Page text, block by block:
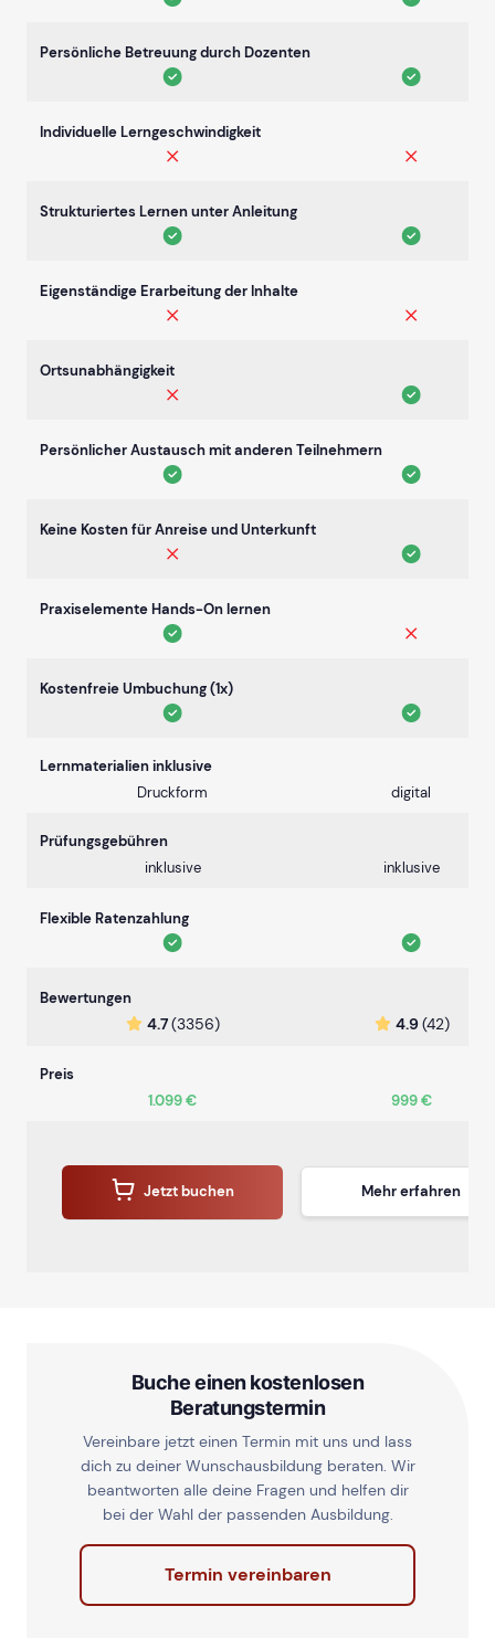
Persönliche Betreuung durch Dozenten
Individuelle Lerngeschwindigkeit
Strukturiertes Lernen unter Anleitung
Eigenständige Erarbeitung der Inhalte
Ortsunabhängigkeit
Persönlicher Austausch mit anderen Teilnehmern
Keine Kosten für Anreise und Unterkunft
Praxiselemente Hands-On lernen
Kostenfreie Umbuchung (1x)
Lernmaterialien inklusive
Druckform
digital
Prüfungsgebühren
inklusive
inklusive
Flexible Ratenzahlung
Bewertungen
4.7(3356) 4.9(42)
Preis
1.099 €
999 €
Jetzt buchen Mehr erfahren
Buche einen kostenlosen
Beratungstermin
Vereinbare jetzt einen Termin mit uns und lass
dich zu deiner Wunschausbildung beraten. Wir
beantworten alle deine Fragen und helfen dir
bei der Wahl der passenden Ausbildung.
Termin vereinbaren